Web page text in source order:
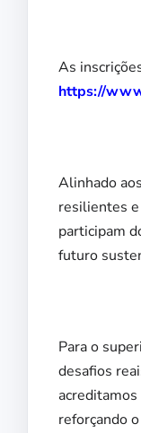
As
https://
Alinhado
resilientes
participam
futuro
Para o
desafios
reforçando